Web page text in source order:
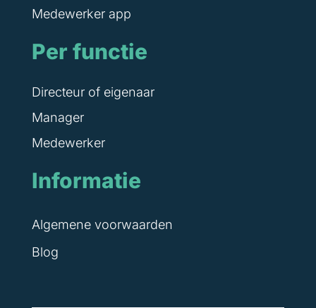
Medewerker app
Per functie
Directeur of eigenaar
Manager
Medewerker
Informatie
Algemene voorwaarden
Blog